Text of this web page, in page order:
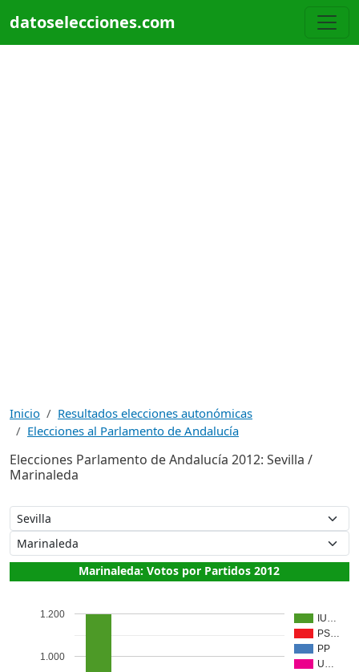
datoselecciones.com
Inicio
Resultados elecciones autonómicas
Elecciones al Parlamento de Andalucía
Elecciones Parlamento de Andalucía 2012: Sevilla /
Marinaleda
Marinaleda: Votos por Partidos 2012
IU…
PS…
PP
U…
1.000
1.200